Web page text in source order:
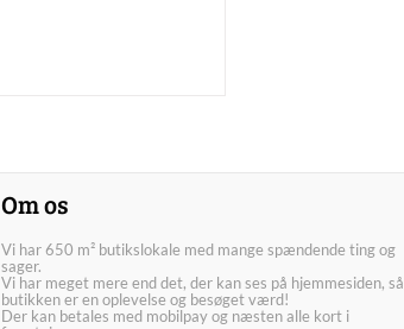
Om os
Vi har 650 m² butikslokale med mange spændende ting og
sager.
Vi har meget mere end det, der kan ses på hjemmesiden, så
butikken er en oplevelse og besøget værd!
Der kan betales med mobilpay og næsten alle kort i